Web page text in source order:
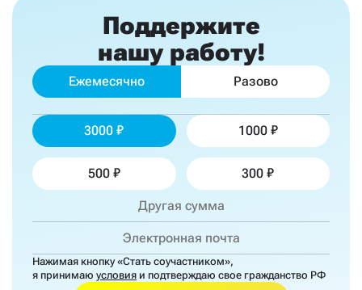
Поддержите
нашу работу!
Ежемесячно Разово
3000 1000
500 300
Нажимая кнопку «Стать соучастником»,
я принимаю условия и подтверждаю свое гражданство РФ